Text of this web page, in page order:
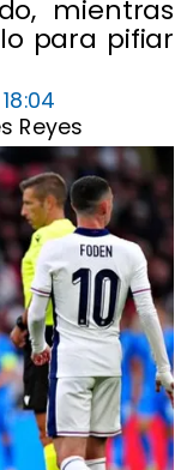
mientras
para pifiar
Reyes